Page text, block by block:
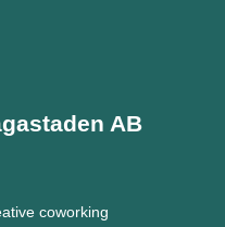
AB
coworking